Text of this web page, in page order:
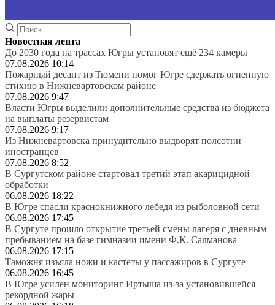
Новостная лента
До 2030 года на трассах Югры установят ещё 234 камеры
07.08.2026 10:14
Пожарный десант из Тюмени помог Югре сдержать огненную
стихию в Нижневартовском районе
07.08.2026 9:47
Власти Югры выделили дополнительные средства из бюджета
на выплаты резервистам
07.08.2026 9:17
Из Нижневартовска принудительно выдворят полсотни
иностранцев
07.08.2026 8:52
В Сургутском районе стартовал третий этап акарицидной
обработки
06.08.2026 18:22
В Югре спасли краснокнижного лебедя из рыболовной сети
06.08.2026 17:45
В Сургуте прошло открытие третьей смены лагеря с дневным
пребыванием на базе гимназии имени Ф.К. Салманова
06.08.2026 17:15
Таможня изъяла ножи и кастеты у пассажиров в Сургуте
06.08.2026 16:45
В Югре усилен мониторинг Иртыша из-за установившейся
рекордной жары